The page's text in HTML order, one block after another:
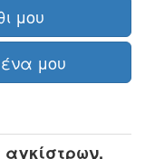
μου
μου